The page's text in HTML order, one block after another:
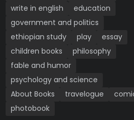
write in english
education
government and politics
ethiopian study
play
essay
children books
philosophy
fable and humor
psychology and science
About Books
travelogue
photobook